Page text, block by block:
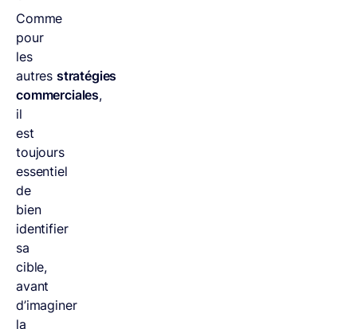
Comme
pour
les
autres stratégies
commerciales,
il
est
toujours
essentiel
de
bien
identifier
sa
cible,
avant
d’imaginer
la